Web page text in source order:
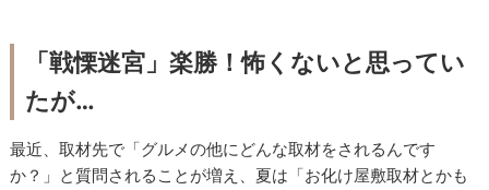
「戦慄迷宮」楽勝！怖くないと思ってい
たが…
最近、取材先で「グルメの他にどんな取材をされるんです
か？」と質問されることが増え、夏は「お化け屋敷取材とかも